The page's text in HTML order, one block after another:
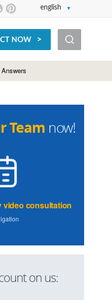
english
NOW
Team now!
video consultation
on us: